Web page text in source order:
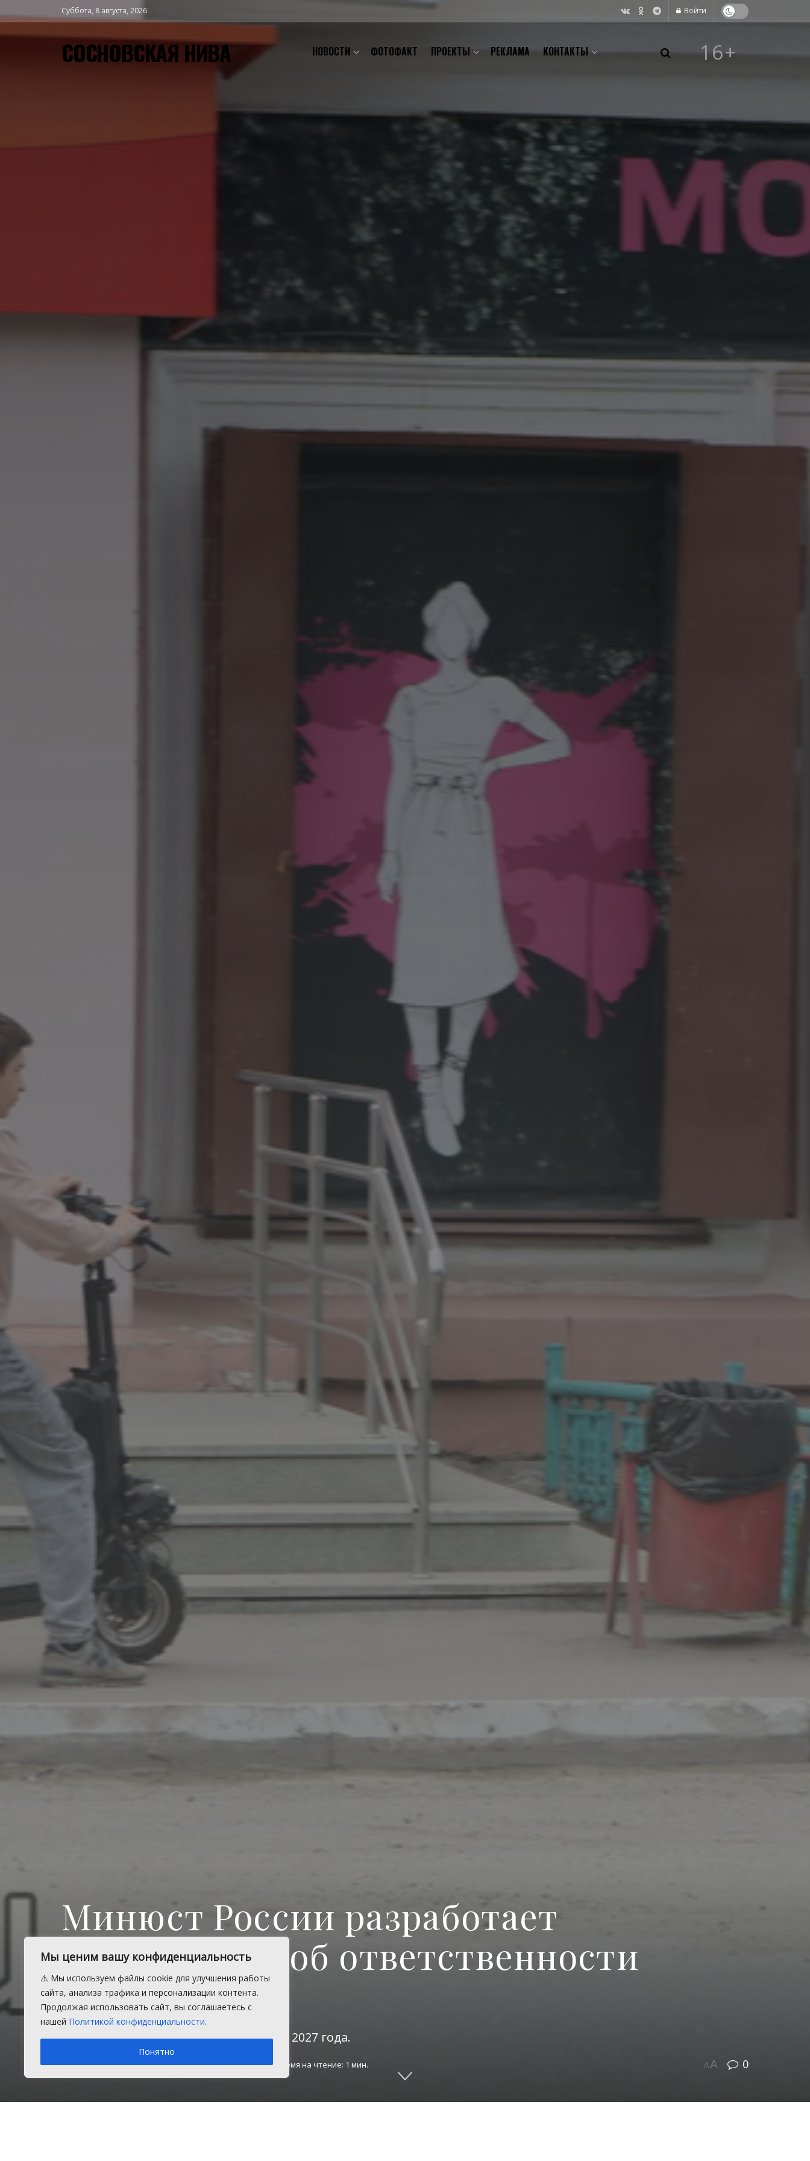
Мы ценим вашу конфиденциальность
⚠️ Мы используем файлы cookie для улучшения работы
сайта, анализа трафика и персонализации контента.
Продолжая использовать сайт, вы соглашаетесь с
нашей Политикой конфиденциальности.
Понятно
Суббота, 8 августа, 2026 Войти
СОСНОВСКАЯ НИВА НОВОСТИ ФОТОФАКТ ПРОЕКТЫ РЕКЛАМА КОНТАКТЫ 16+
Минюст России разработает
новый закон об ответственности
родителей
Законопроект должны разработать до 2027 года.
Пятница, 29 мая 2026 г. в рубрикеНовости,Общество Время на чтение: 1 мин. A A 0